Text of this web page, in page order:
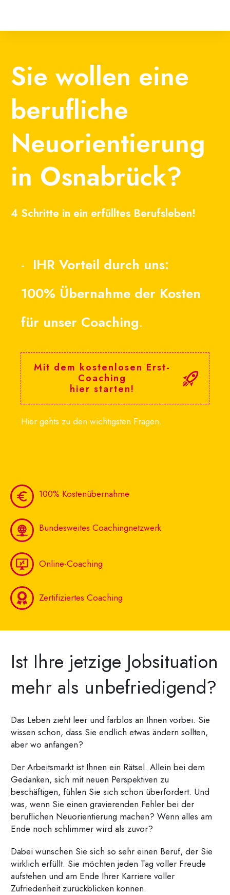
Sie wollen eine
berufliche
Neuorientierung
in Osnabrück?
4 Schritte in ein erfülltes Berufsleben!
- IHR Vorteil durch uns:
100% Übernahme der Kosten
für unser Coaching.
Mit dem kostenlosen Erst-
Coaching
hier starten!
Hier gehts zu den wichtigsten Fragen.
100% Kostenübernahme
Bundesweites Coachingnetzwerk
Online-Coaching
Zertifiziertes Coaching
Ist Ihre jetzige Jobsituation
mehr als unbefriedigend?
Das Leben zieht leer und farblos an Ihnen vorbei. Sie
wissen schon, dass Sie endlich etwas ändern sollten,
aber wo anfangen?
Der Arbeitsmarkt ist Ihnen ein Rätsel. Allein bei dem
Gedanken, sich mit neuen Perspektiven zu
beschäftigen, fühlen Sie sich schon überfordert. Und
was, wenn Sie einen gravierenden Fehler bei der
beruflichen Neuorientierung machen? Wenn alles am
Ende noch schlimmer wird als zuvor?
Dabei wünschen Sie sich so sehr einen Beruf, der Sie
wirklich erfüllt. Sie möchten jeden Tag voller Freude
aufstehen und am Ende Ihrer Karriere voller
Zufriedenheit zurückblicken können.